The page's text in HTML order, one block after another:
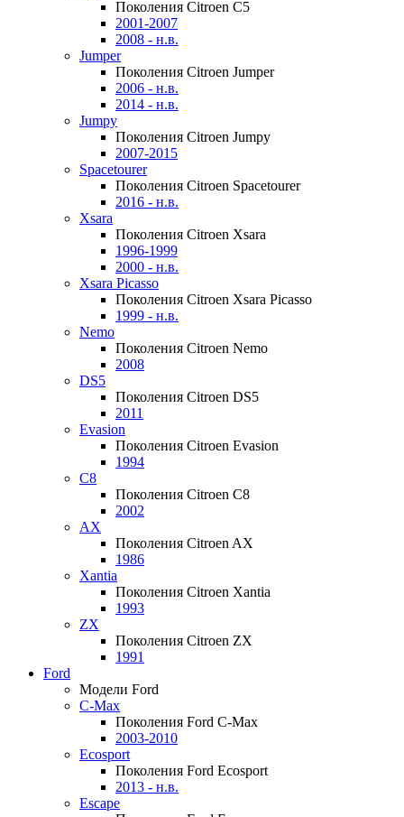
Поколения Citroen C5
2001-2007
2008 - н.в.
Jumper
Поколения Citroen Jumper
2006 - н.в.
2014 - н.в.
Jumpy
Поколения Citroen Jumpy
2007-2015
Spacetourer
Поколения Citroen Spacetourer
2016 - н.в.
Xsara
Поколения Citroen Xsara
1996-1999
2000 - н.в.
Xsara Picasso
Поколения Citroen Xsara Picasso
1999 - н.в.
Nemo
Поколения Citroen Nemo
2008
DS5
Поколения Citroen DS5
2011
Evasion
Поколения Citroen Evasion
1994
C8
Поколения Citroen C8
2002
AX
Поколения Citroen AX
1986
Xantia
Поколения Citroen Xantia
1993
ZX
Поколения Citroen ZX
1991
Ford
Модели Ford
C-Max
Поколения Ford C-Max
2003-2010
Ecosport
Поколения Ford Ecosport
2013 - н.в.
Escape